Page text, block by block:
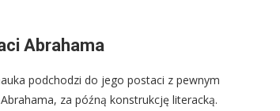
Abrahama
podchodzi do jego postaci z pewnym
za późną konstrukcję literacką.